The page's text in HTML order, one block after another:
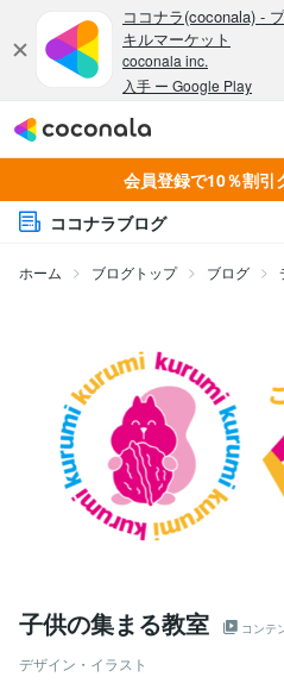
会員登録で10％割引
ココナラブログ
ホーム ブログトップ ブログ
子供の集まる教室 コンテ
デザイン・イラスト